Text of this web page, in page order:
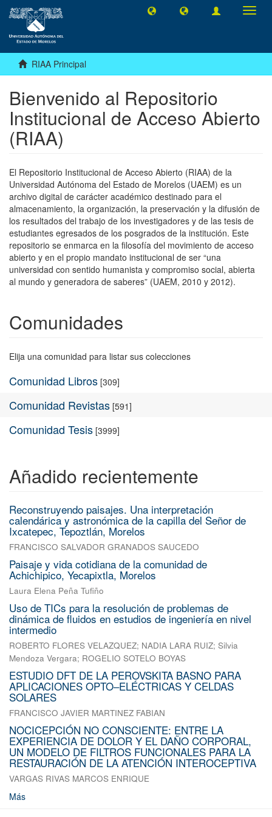
RIAA Principal
Bienvenido al Repositorio
Institucional de Acceso Abierto
(RIAA)
El Repositorio Institucional de Acceso Abierto (RIAA) de la
Universidad Autónoma del Estado de Morelos (UAEM) es un
archivo digital de carácter académico destinado para el
almacenamiento, la organización, la preservación y la difusión de
los resultados del trabajo de los investigadores y de las tesis de
estudiantes egresados de los posgrados de la institución. Este
repositorio se enmarca en la filosofía del movimiento de acceso
abierto y en el propio mandato institucional de ser “una
universidad con sentido humanista y compromiso social, abierta
al mundo y generadora de saberes” (UAEM, 2010 y 2012).
Comunidades
Elija una comunidad para listar sus colecciones
Comunidad Libros [309]
Comunidad Revistas [591]
Comunidad Tesis [3999]
Añadido recientemente
Reconstruyendo paisajes. Una interpretación
calendárica y astronómica de la capilla del Señor de
Ixcatepec, Tepoztlán, Morelos
FRANCISCO SALVADOR GRANADOS SAUCEDO
Paisaje y vida cotidiana de la comunidad de
Achichipico, Yecapixtla, Morelos
Laura Elena Peña Tufiño
Uso de TICs para la resolución de problemas de
dinámica de fluidos en estudios de ingeniería en nivel
intermedio
ROBERTO FLORES VELAZQUEZ; NADIA LARA RUIZ; Silvia
Mendoza Vergara; ROGELIO SOTELO BOYAS
ESTUDIO DFT DE LA PEROVSKITA BASNO PARA
APLICACIONES OPTO–ELÉCTRICAS Y CELDAS
SOLARES
FRANCISCO JAVIER MARTINEZ FABIAN
NOCICEPCIÓN NO CONSCIENTE: ENTRE LA
EXPERIENCIA DE DOLOR Y EL DAÑO CORPORAL,
UN MODELO DE FILTROS FUNCIONALES PARA LA
RESTAURACIÓN DE LA ATENCIÓN INTEROCEPTIVA
VARGAS RIVAS MARCOS ENRIQUE
Más